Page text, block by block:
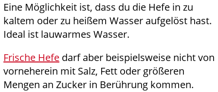
Eine Möglichkeit ist, dass du die Hefe in zu
kaltem oder zu heißem Wasser aufgelöst hast.
Ideal ist lauwarmes Wasser.
Frische Hefe darf aber beispielsweise nicht von
vorneherein mit Salz, Fett oder größeren
Mengen an Zucker in Berührung kommen.